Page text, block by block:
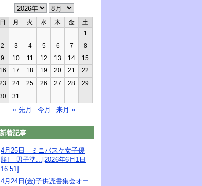
日 月 火 水 木 金
土
1
2
3 4 5 6 7
8
9
10 11 12 13 14
15
16
17 18 19 20 21
22
24 25 26 27 28
29
31
« 先月 今月 来月 »
新着記事
4月25日 ミニバスケ女子優
勝! 男子準...[2026年6月1日
16:51]
4月24日(金)子供読書集会オー